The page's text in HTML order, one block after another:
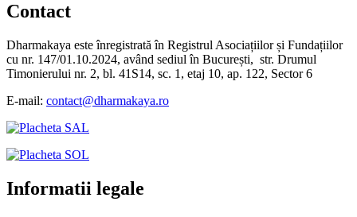
Contact
Dharmakaya este înregistrată în Registrul Asociațiilor și Fundațiilor
cu nr. 147/01.10.2024, având sediul în București, str. Drumul
Timonierului nr. 2, bl. 41S14, sc. 1, etaj 10, ap. 122, Sector 6
E-mail: contact@dharmakaya.ro
Informatii legale